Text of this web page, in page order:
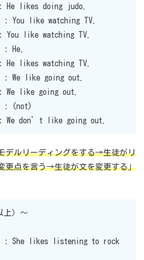
doing judo.
like watching TV.
like watching TV.
watching TV.
like going out.
like going out.
don’t like going out.
デルリーディングをする→生徒がリ
更点を言う→生徒が文を変更する」
上）〜
likes listening to rock